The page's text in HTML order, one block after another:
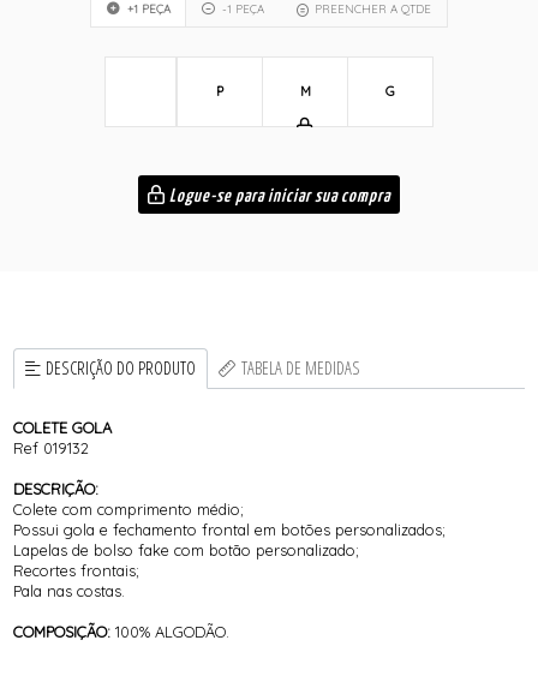
+1 PEÇA -1 PEÇA PREENCHER A QTDE
P M G
Logue-se para iniciar sua compra
DESCRIÇÃO DO PRODUTO TABELA DE MEDIDAS
COLETE GOLA
Ref 019132
DESCRIÇÃO:
Colete com comprimento médio;
Possui gola e fechamento frontal em botões personalizados;
Lapelas de bolso fake com botão personalizado;
Recortes frontais;
Pala nas costas.
COMPOSIÇÃO:100% ALGODÃO.